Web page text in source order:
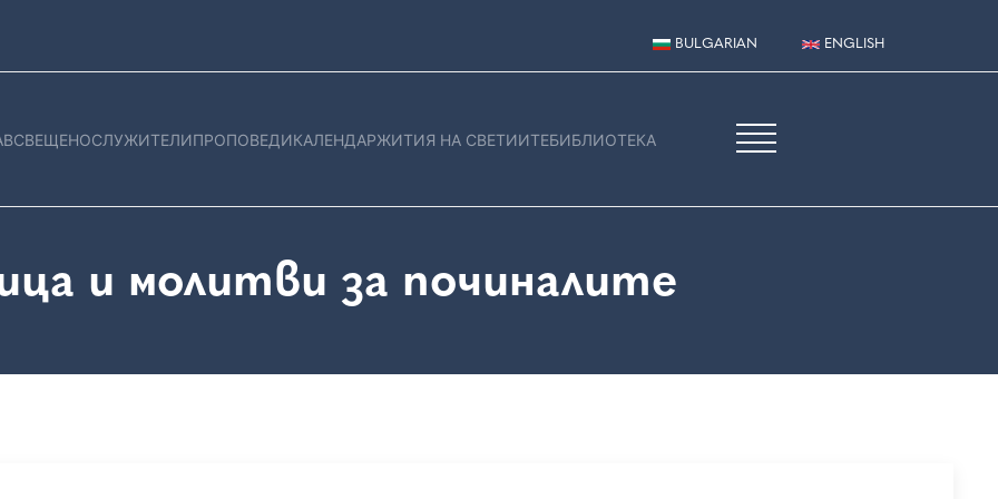
BULGARIAN ENGLISH
СВЕЩЕНОСЛУЖИТЕЛИПРОПОВЕДИКАЛЕНДАРЖИТИЯ НА СВЕТИИТЕБИБЛИОТЕКА
и молитви за починалите